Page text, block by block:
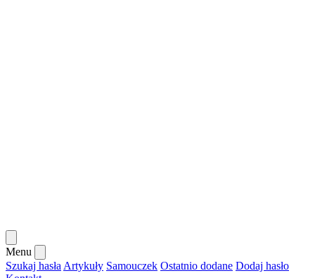
Menu
Szukaj hasła Artykuły Samouczek Ostatnio dodane Dodaj hasło